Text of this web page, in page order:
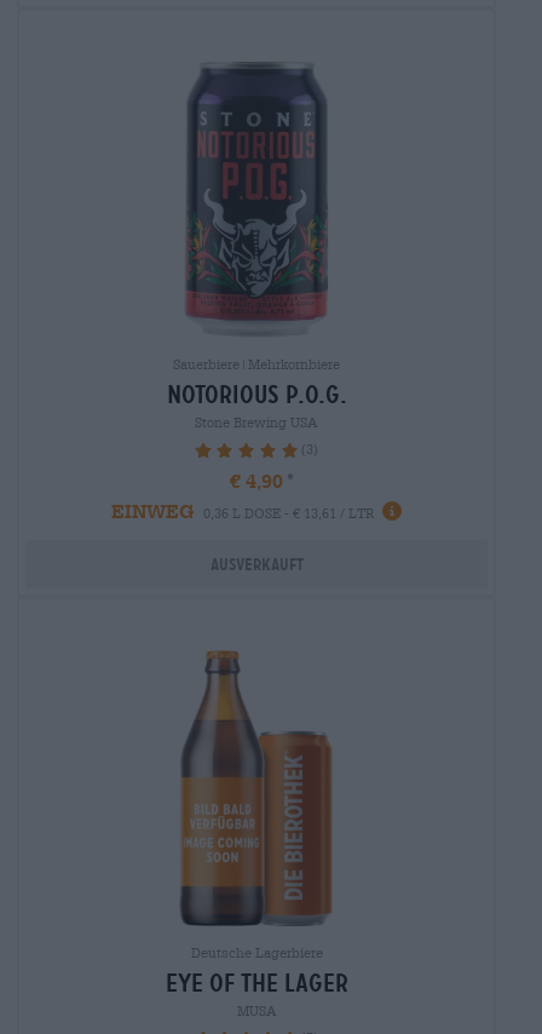
Sauerbiere|Mehrkornbiere
notorious p.o.g.
Stone Brewing USA
100% (3)
€ 4,90
EINWEG
0,36 L DOSE - € 13,61 / LTR
Ausverkauft
Deutsche Lagerbiere
eye of the lager
MUSA